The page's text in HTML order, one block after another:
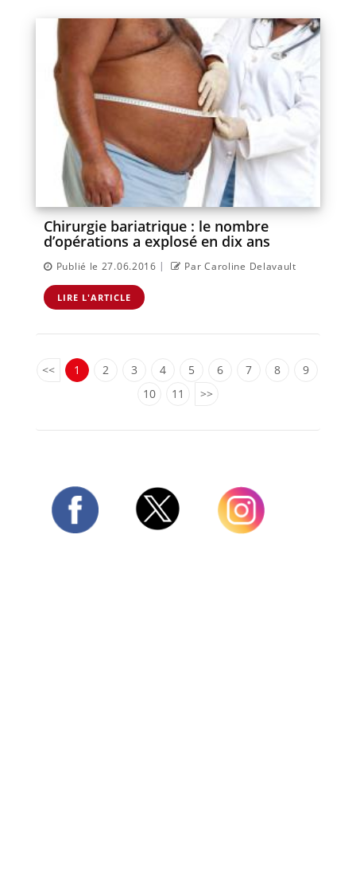
Chirurgie bariatrique : le nombre
d’opérations a explosé en dix ans
Publié le 27.06.2016 | Par Caroline Delavault
LIRE L'ARTICLE
<< 1 2 3 4 5 6 7 8
9
10
11 >>